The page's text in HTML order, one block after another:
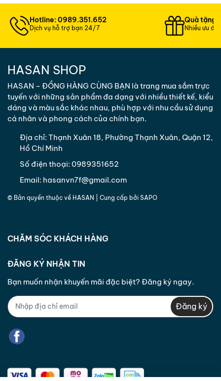
Hotline: 0989.351.652
Dịch vụ hỗ trợ bạn 24/7
Quà tặng
Nhiều ưu
HASAN SHOP
HASAN – ĐỒNG HÀNG CÙNG BẠN là trang mua sắm trực
tuyến với những sản phẩm đa dạng với nhiều thiết kế, kiểu
dáng và màu sắc khác nhau, phù hợp với nhu cầu sử dụng
cá nhân và phong cách của chính bạn.
Địa chỉ: Thạnh Xuân 18, Phường Thạnh Xuân, Quận 12,
Hồ Chí Minh
Số điện thoại: 0989351652
Email: hasanvn7f@gmail.com
© Bản quyền thuộc về HASAN | Cung cấp bởi SAPO
CHĂM SÓC KHÁCH HÀNG
ĐĂNG KÝ NHẬN TIN
Bạn muốn nhận khuyến mãi đặc biệt? Đăng ký ngay.
Đăng ký